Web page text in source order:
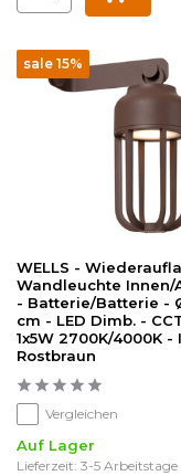
sale 15%
WELLS -
Wandleuchte Innen/
- Batterie/Batterie -
cm - LED Dimb. -
1x5W 2700K/4000K -
Rostbraun
Vergleichen
Auf Lager
Lieferzeit: 3-5 Arbeitstage